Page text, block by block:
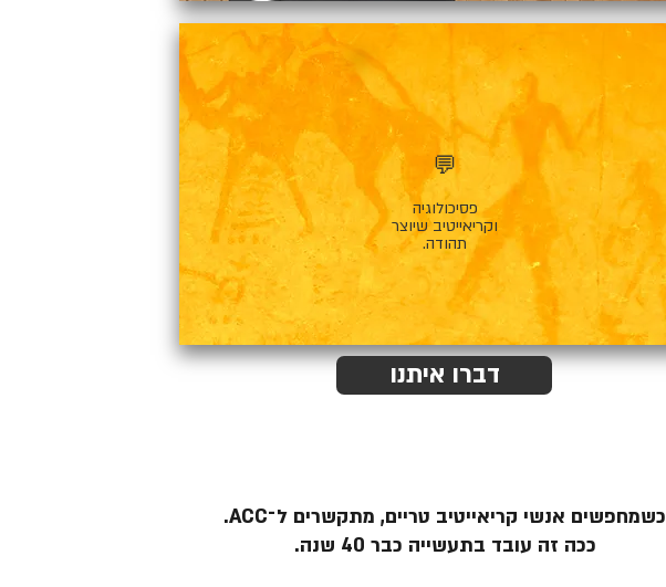
💬
פסיכולוגיה
וקריאייטיב שיוצר
תהודה.
דברו איתנו
כשמחפשים אנשי קריאייטיב טריים, מתקשרים ל־ACC.
ככה זה עובד בתעשייה כבר 40 שנה.